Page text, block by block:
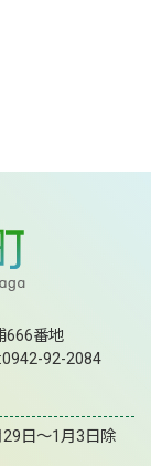
666番地
92-2084
日～1月3日除